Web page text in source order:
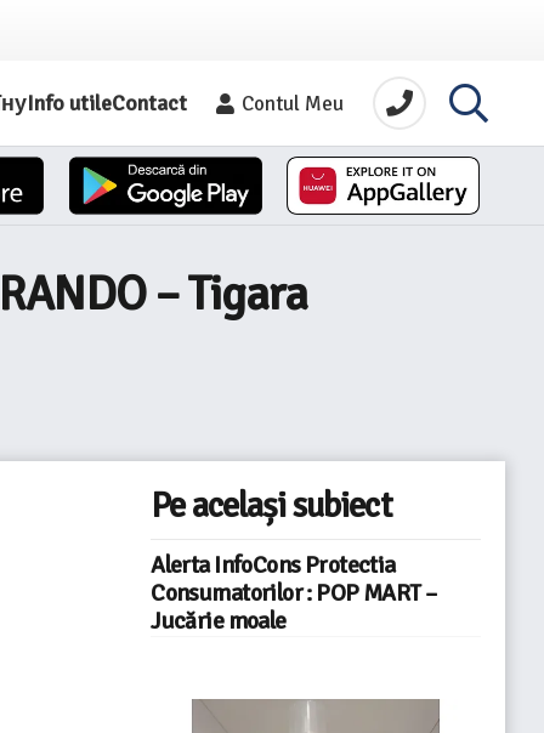
Info utileContact Contul Meu
– Tigara
Pe același subiect
Alerta InfoCons Protectia
Consumatorilor : POP MART –
Jucărie moale